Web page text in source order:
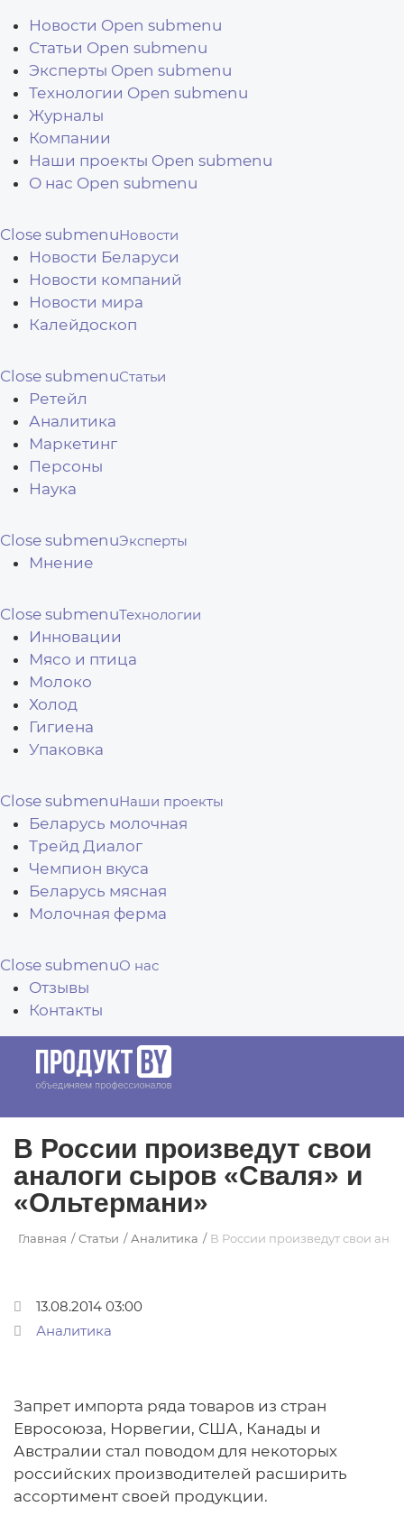
Новости Open submenu
Статьи Open submenu
Эксперты Open submenu
Технологии Open submenu
Журналы
Компании
Наши проекты Open submenu
О нас Open submenu
Close submenuНовости
Новости Беларуси
Новости компаний
Новости мира
Калейдоскоп
Close submenuСтатьи
Ретейл
Аналитика
Маркетинг
Персоны
Наука
Close submenuЭксперты
Мнение
Close submenuТехнологии
Инновации
Мясо и птица
Молоко
Холод
Гигиена
Упаковка
Close submenuНаши проекты
Беларусь молочная
Трейд Диалог
Чемпион вкуса
Беларусь мясная
Молочная ферма
Close submenuО нас
Отзывы
Контакты
В России произведут свои
аналоги сыров «Сваля» и
«Ольтермани»
Главная Статьи Аналитика В России произведут свои
13.08.2014 03:00
Аналитика
Запрет импорта ряда товаров из стран
Евросоюза, Норвегии, США, Канады и
Австралии стал поводом для некоторых
российских производителей расширить
ассортимент своей продукции.